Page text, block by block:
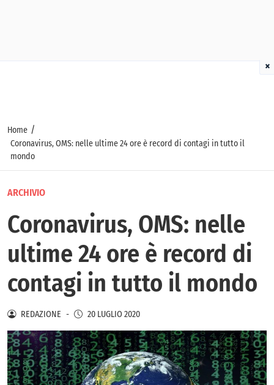
Home /
Coronavirus, OMS: nelle ultime 24 ore è record di contagi in tutto il
mondo
ARCHIVIO
Coronavirus, OMS: nelle
ultime 24 ore è record di
contagi in tutto il mondo
REDAZIONE - 20 LUGLIO 2020
×